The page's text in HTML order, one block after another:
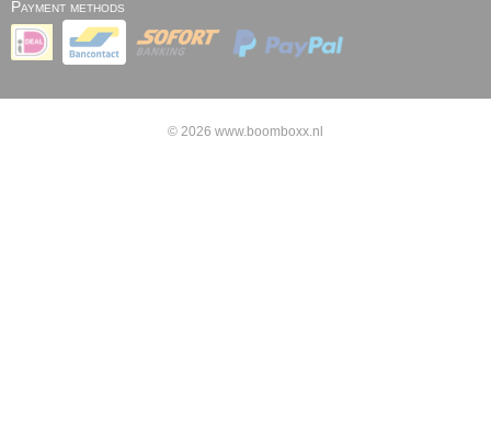
Payment methods
© 2026 www.boomboxx.nl